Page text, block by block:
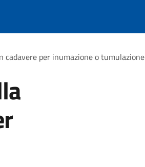
cadavere per inumazione o tumulazione